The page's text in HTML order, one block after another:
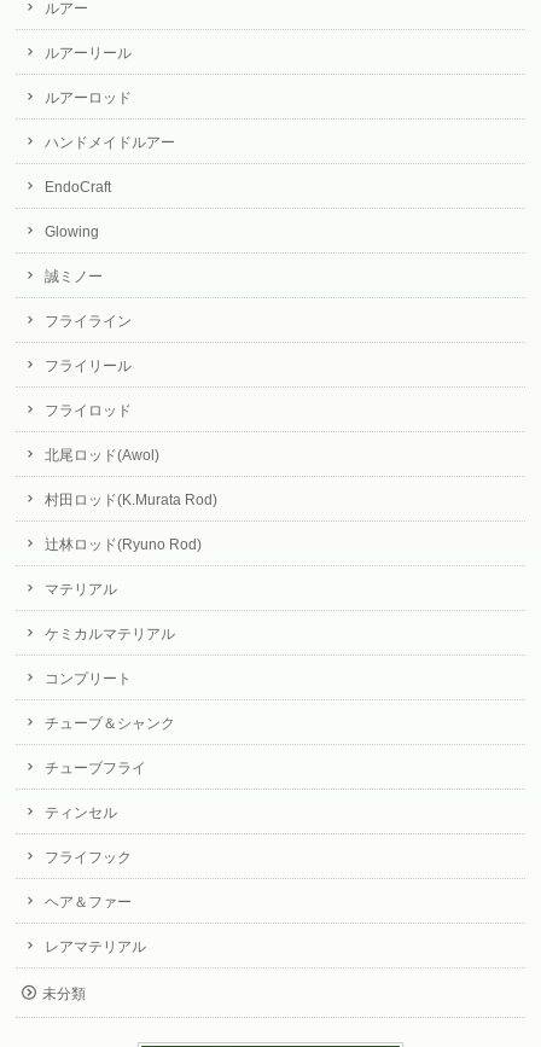
ルアー
ルアーリール
ルアーロッド
ハンドメイドルアー
EndoCraft
Glowing
誠ミノー
フライライン
フライリール
フライロッド
北尾ロッド(Awol)
村田ロッド(K.Murata Rod)
辻林ロッド(Ryuno Rod)
マテリアル
ケミカルマテリアル
コンプリート
チューブ＆シャンク
チューブフライ
ティンセル
フライフック
ヘア＆ファー
レアマテリアル
未分類